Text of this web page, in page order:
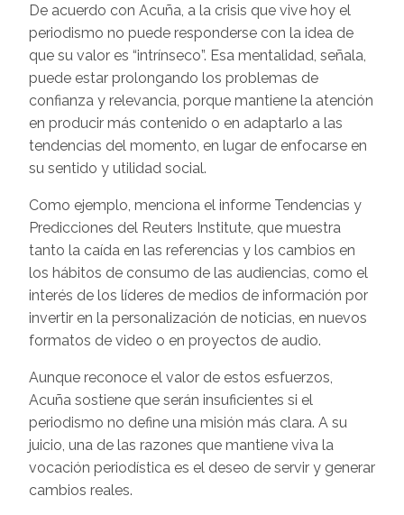
De acuerdo con Acuña, a la crisis que vive hoy el
periodismo no puede responderse con la idea de
que su valor es “intrínseco”. Esa mentalidad, señala,
puede estar prolongando los problemas de
confianza y relevancia, porque mantiene la atención
en producir más contenido o en adaptarlo a las
tendencias del momento, en lugar de enfocarse en
su sentido y utilidad social.
Como ejemplo, menciona el informe Tendencias y
Predicciones del Reuters Institute, que muestra
tanto la caída en las referencias y los cambios en
los hábitos de consumo de las audiencias, como el
interés de los líderes de medios de información por
invertir en la personalización de noticias, en nuevos
formatos de video o en proyectos de audio.
Aunque reconoce el valor de estos esfuerzos,
Acuña sostiene que serán insuficientes si el
periodismo no define una misión más clara. A su
juicio, una de las razones que mantiene viva la
vocación periodística es el deseo de servir y generar
cambios reales.